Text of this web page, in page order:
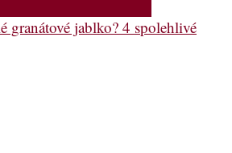
granátové jablko? 4 spolehlivé